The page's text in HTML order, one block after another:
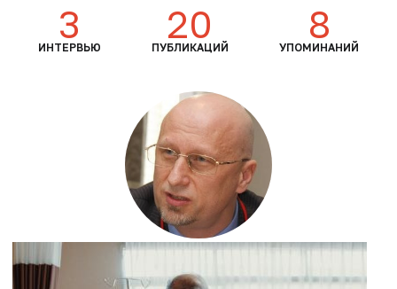
3
ИНТЕРВЬЮ
20
ПУБЛИКАЦИЙ
8
УПОМИНАНИЙ